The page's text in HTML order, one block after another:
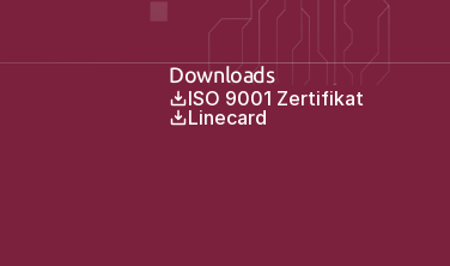
Downloads
ISO 9001 Zertifikat
Linecard